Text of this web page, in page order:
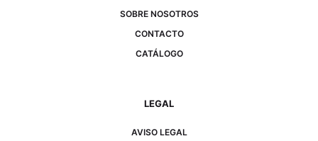
SOBRE NOSOTROS
CONTACTO
CATÁLOGO
LEGAL
AVISO LEGAL